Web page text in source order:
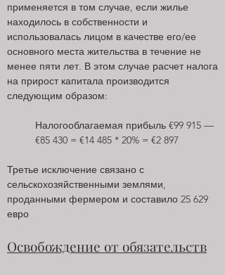
применяется в том случае, если жилье
находилось в собственности и
использовалась лицом в качестве его/ее
основного места жительства в течение не
менее пяти лет. В этом случае расчет налога
на прирост капитала производится
следующим образом:
Налогооблагаемая прибыль €99 915 —
€85 430 = €14 485 * 20% = €2 897
Третье исключение связано с
сельскохозяйственными землями,
проданными фермером и составило 25 629
евро
Освобождение от обязательств